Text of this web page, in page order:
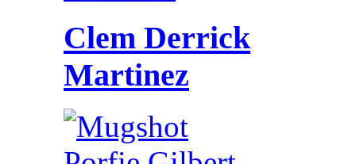
Clem Derrick
Martinez